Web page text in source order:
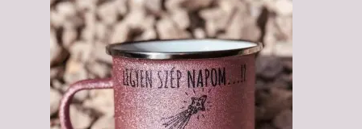
6,000 Ft
6,500 Ft